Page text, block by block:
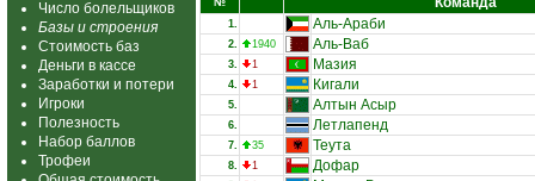
Число болельщиков
Базы и строения
Стоимость баз
Деньги в кассе
Заработки и потери
Игроки
Полезность
Набор баллов
Трофеи
№
1. Аль-Араби
2. 1940 Аль-Ваб
3. 1 Мазия
4. 1 Кигали
5. Алтын Асыр
6. Летлапенд
7. 35 Теута
8. 1 Дофар